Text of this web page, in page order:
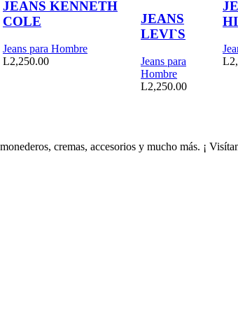
JEANS KENNETH
COLE
Jeans para Hombre
L2,250.00
JEANS
LEVI`S
Jeans para
Hombre
L2,250.00
L
cremas, accesorios y mucho más. ¡